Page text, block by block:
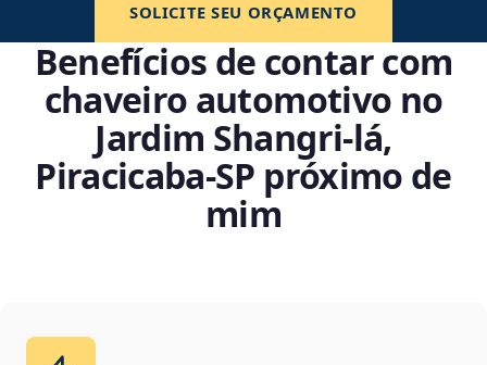
SOLICITE SEU ORÇAMENTO
Benefícios de contar com
chaveiro automotivo no
Jardim Shangri-lá,
Piracicaba‑SP próximo de
mim